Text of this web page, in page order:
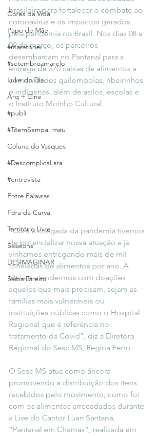
Cores da Vida
Papo de Mãe
#maratonei
#setembroamarelo
Luke do Dia
Arq + Cine
#publi
#TôemSampa, meu!
Coluna do Vasques
#DescomplicaLara
#entrevista
Entre Palavras
Fora da Curva
Território Livre
Sessions
DESIMAGINAR
Saiba Direito
brasileira para fortalecer o combate ao
coronavírus e os impactos gerados
pela pandemia no Brasil. Nos dias 08 e
09 de março, os parceiros
desembarcam no Pantanal para a
entrega de 370 caixas de alimentos a
comunidades quilombolas, ribeirinhos
e indígenas, além de asilos, escolas e
o Instituto Moinho Cultural.
“Com a chegada da pandemia tivemos
de potencializar nossa atuação e já
vínhamos entregando mais de mil
toneladas de alimentos por ano. A
ideia é atendermos com doações
aqueles que mais precisam, sejam as
famílias mais vulneráveis ou
instituições públicas como o Hospital
Regional que é referência no
tratamento da Covid”, diz a Diretora
Regional do Sesc MS, Regina Ferro.
O Sesc MS atua como âncora
promovendo a distribuição dos itens
recebidos pelo movimento, como foi
com os alimentos arrecadados durante
a Live do Cantor Luan Santana,
“Pantanal em Chamas”, realizada em